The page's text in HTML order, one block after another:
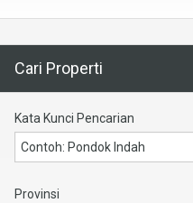
Cari Properti
Kata Kunci Pencarian
Provinsi